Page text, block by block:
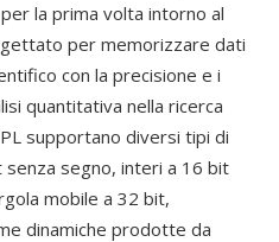
la prima volta intorno al
per memorizzare dati
con la precisione e i
quantitativa nella ricerca
supportano diversi tipi di
segno, interi a 16 bit
mobile a 32 bit,
dinamiche prodotte da